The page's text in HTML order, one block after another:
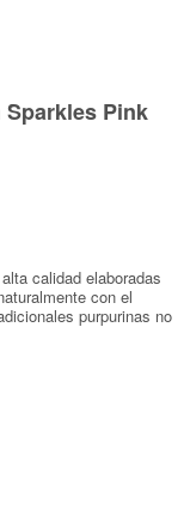
Pink
calidad elaboradas
con el
purpurinas no